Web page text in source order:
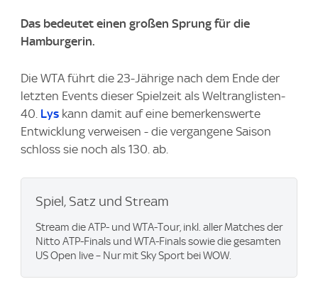
Das bedeutet einen großen Sprung für die
Hamburgerin.
Die WTA führt die 23-Jährige nach dem Ende der
letzten Events dieser Spielzeit als Weltranglisten-
40. Lys kann damit auf eine bemerkenswerte
Entwicklung verweisen - die vergangene Saison
schloss sie noch als 130. ab.
Spiel, Satz und Stream
Stream die ATP- und WTA-Tour, inkl. aller Matches der
Nitto ATP-Finals und WTA-Finals sowie die gesamten
US Open live – Nur mit Sky Sport bei WOW.